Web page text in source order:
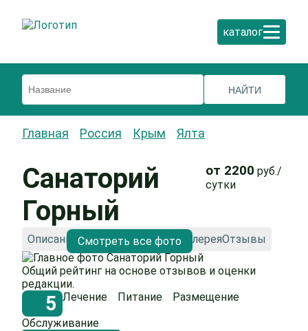
каталог
Главная Россия Крым Ялта
Санаторий
Горный
от 2200 руб./
сутки
Описание Как добраться ФотогалереяОтзывы
Смотреть все фото
Общий рейтинг на основе отзывов и оценки
редакции.
5 Лечение Питание
Размещение
Обслуживание